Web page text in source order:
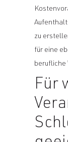
zu
für eine
berufliche
Für